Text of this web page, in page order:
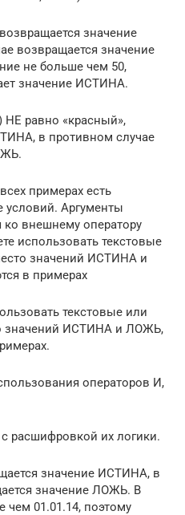
значение
возвращается значение
не больше чем 50,
значение ИСТИНА.
НЕ равно «красный»,
в противном случае
примерах есть
Аргументы
внешнему оператору
использовать текстовые
значений ИСТИНА и
в примерах
текстовые или
значений ИСТИНА и ЛОЖЬ,
операторов И,
расшифровкой их логики.
значение ИСТИНА, в
значение ЛОЖЬ. В
чем 01.01.14, поэтому